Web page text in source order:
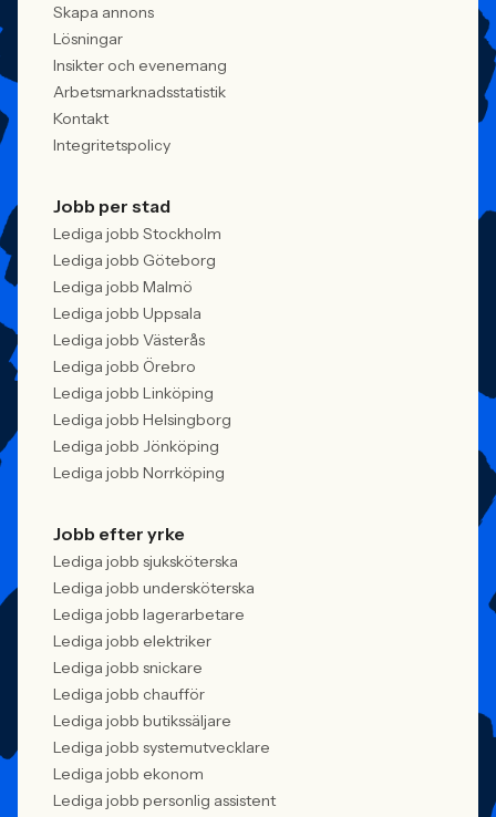
behöver kunna visa vad det betyder i
praktiken.
Skapa annons
Lösningar
Insikter och evenemang
Arbetsmarknadsstatistik
Kontakt
Integritetspolicy
Jobb per stad
Lediga jobb Stockholm
Lediga jobb Göteborg
Lediga jobb Malmö
Lediga jobb Uppsala
Lediga jobb Västerås
Lediga jobb Örebro
Lediga jobb Linköping
Lediga jobb Helsingborg
Lediga jobb Jönköping
Lediga jobb Norrköping
Jobb efter yrke
Lediga jobb sjuksköterska
Lediga jobb undersköterska
Lediga jobb lagerarbetare
Lediga jobb elektriker
Lediga jobb snickare
Lediga jobb chaufför
Lediga jobb butikssäljare
Lediga jobb systemutvecklare
Lediga jobb ekonom
Lediga jobb personlig assistent